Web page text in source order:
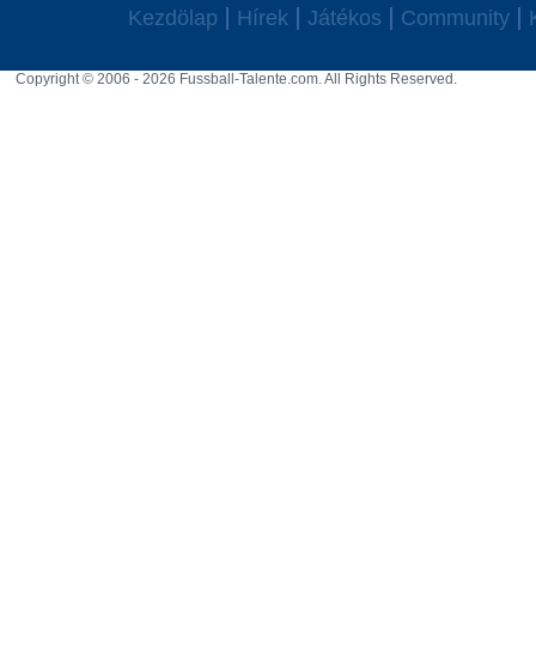
Kezdölap Hírek Játékos Community
Copyright © 2006 - 2026 Fussball-Talente.com. All Rights Reserved.